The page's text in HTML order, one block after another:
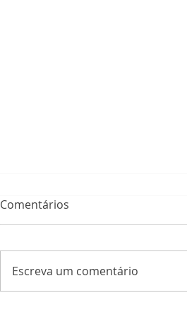
Comentários
Escreva um comentário